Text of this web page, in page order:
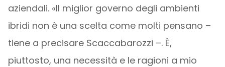
aziendali. «Il miglior governo degli ambienti
ibridi non è una scelta come molti pensano –
tiene a precisare Scaccabarozzi –. È,
piuttosto, una necessità e le ragioni a mio